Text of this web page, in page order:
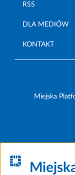
RSS
DLA MEDIÓW
KONTAKT
Miejska